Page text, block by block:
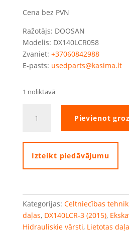
Cena bez PVN
Ražotājs: DOOSAN
Modelis: DX140LCR058
Zvaniet: +37060842988
E-pasts: usedparts@kasima.lt
1 noliktavā
spiediena
samazināšanas
vārsts
quantity
Pievienot
Izteikt piedāvājumu
Kategorijas: Celtniecības
daļas, DX140LCR-3 (2015),
Hidrauliskie vārsti, Lietotas